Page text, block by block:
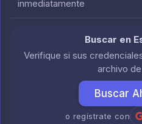
inmediatamente
Buscar en
Verifique si sus
archivo
Buscar
o regístrate con